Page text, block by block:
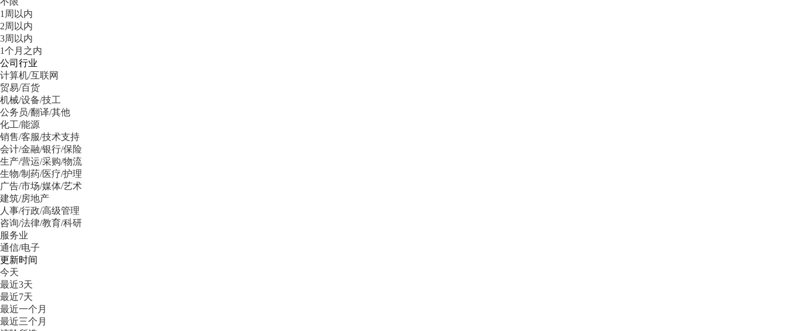
1周以内
2周以内
3周以内
1个月之内
公司行业
计算机/互联网
贸易/百货
机械/设备/技工
公务员/翻译/其他
化工/能源
销售/客服/技术支持
会计/金融/银行/保险
生产/营运/采购/物流
生物/制药/医疗/护理
广告/市场/媒体/艺术
建筑/房地产
人事/行政/高级管理
咨询/法律/教育/科研
服务业
通信/电子
更新时间
今天
最近3天
最近7天
最近一个月
最近三个月